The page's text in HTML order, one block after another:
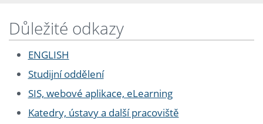
Důležité odkazy
ENGLISH
Studijní oddělení
SIS, webové aplikace, eLearning
Katedry, ústavy a další pracoviště